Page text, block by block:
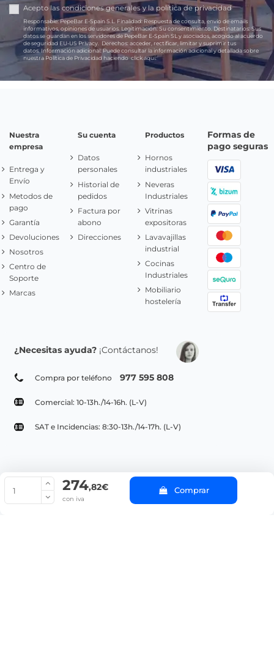
274,82€
con iva
Comprar
Acepto las condiciones generales y lapolítica de privacidad
Responsable:PepeBar E-Spain S.L. Finalidad: Respuesta de consulta, envío de emails
informativos, opiniones de usuarios. Legitimación: Su consentimiento. Destinatarios:Sus
datos se guardan en los servidores de PepeBar E-Spain SL y asociados, acogido al acuerdo
de seguridad EU-US Privacy. Derechos: acceder, rectificar, limitar y suprimir tus
datos.Información adicional:Puede consultar la información adicional y detallada sobre
nuestra Política de Privacidad haciendoclick aquí.
Nuestra
empresa
Entrega y
Envío
Metodos de
pago
Garantía
Devoluciones
Nosotros
Centro de
Soporte
Marcas
Su cuenta
Datos
personales
Historial de
pedidos
Factura por
abono
Direcciones
Productos
Hornos
industriales
Neveras
Industriales
Vitrinas
expositoras
Lavavajillas
industrial
Cocinas
Industriales
Mobiliario
hostelería
Formas de
pago seguras
¿Necesitas ayuda? ¡Contáctanos!
Compra por teléfono 977 595 808
Comercial: 10-13h./14-16h. (L-V)
SAT e Incidencias: 8:30-13h./14-17h. (L-V)
© Copyright 2022 PepeBar.com |
Aviso legal y
Condiciones generales de compra |